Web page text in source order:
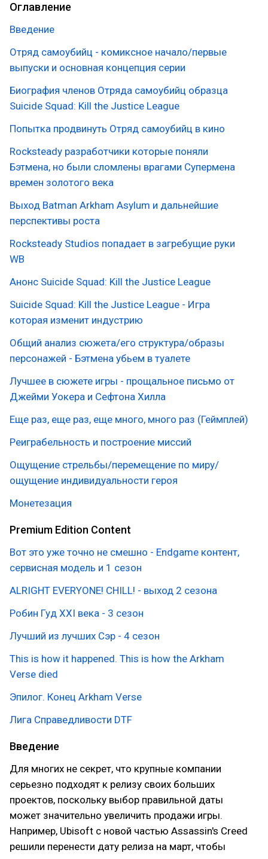
Оглавление
Введение
Отряд самоубийц - комиксное начало/первые
выпуски и основная концепция серии
Биография членов Отряда самоубийц образца
Suicide Squad: Kill the Justice League
Попытка продвинуть Отряд самоубийц в кино
Rocksteady разработчики которые поняли
Бэтмена, но были сломлены врагами Cупермена
времен золотого века
Выход Batman Arkham Asylum и дальнейшие
перспективы роста
Rocksteady Studios попадает в загребущие руки
WB
Анонс Suicide Squad: Kill the Justice League
Suicide Squad: Kill the Justice League - Игра
которая изменит индустрию
Общий анализ сюжета/его структура/образы
персонажей - Бэтмена убьем в туалете
Лучшее в сюжете игры - прощальное письмо от
Джейми Уокера и Сефтона Хилла
Еще раз, еще раз, еще много, много раз (Геймплей)
Реиграбельность и построение миссий
Ощущение стрельбы/перемещение по миру/
ощущение индивидуальности героя
Монетезация
Premium Edition Content
Вот это уже точно не смешно - Endgame контент,
сервисная модель и 1 сезон
ALRIGHT EVERYONE! CHILL! - выход 2 сезона
Робин Гуд XXI века - 3 сезон
Лучший из лучших Сэр - 4 сезон
This is how it happened. This is how the Arkham
Verse died
Эпилог. Конец Arkham Verse
Лига Справедливости DTF
Введение
Для многих не секрет, что крупные компании
серьезно подходят к релизу своих больших
проектов, поскольку выбор правильной даты
может значительно увеличить продажи игры.
Например, Ubisoft с новой частью Assassin's Creed
решили перенести дату релиза на март, чтобы